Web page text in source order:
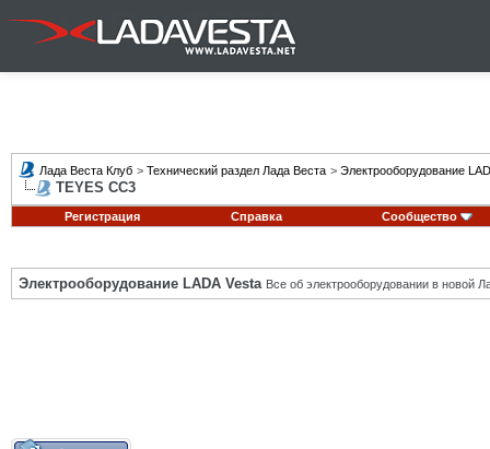
Лада Веста Клуб > Технический раздел Лада Веста > Электрооборудование
TEYES CC3
Регистрация Справка Сообщество
Электрооборудование LADA Vesta Все об электрооборудовании в новой